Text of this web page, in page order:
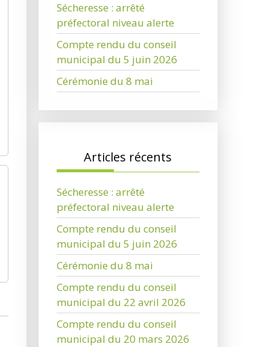
Sécheresse : arrêté
préfectoral niveau alerte
Compte rendu du conseil
municipal du 5 juin 2026
Cérémonie du 8 mai
Articles récents
Sécheresse : arrêté
préfectoral niveau alerte
Compte rendu du conseil
municipal du 5 juin 2026
Cérémonie du 8 mai
Compte rendu du conseil
municipal du 22 avril 2026
Compte rendu du conseil
municipal du 20 mars 2026